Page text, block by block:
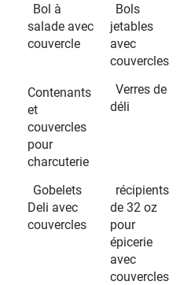
Bol à
salade avec
couvercle
Bols
jetables
avec
couvercles
Contenants
et
couvercles
pour
charcuterie
Verres de
déli
Gobelets
Deli avec
couvercles
récipients
de 32 oz
pour
épicerie
avec
couvercles